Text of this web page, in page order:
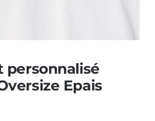
personnalisé
Epais